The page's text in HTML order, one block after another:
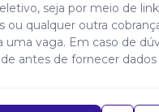
seja por meio de
ou qualquer outra
uma vaga. Em caso de
antes de fornecer